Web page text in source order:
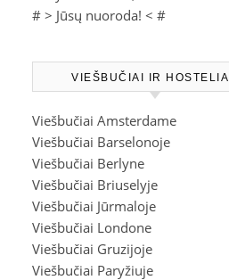
# > Jūsų nuoroda! < #
VIEŠBUČIAI IR HOSTELIAI
Viešbučiai Amsterdame
Viešbučiai Barselonoje
Viešbučiai Berlyne
Viešbučiai Briuselyje
Viešbučiai Jūrmaloje
Viešbučiai Londone
Viešbučiai Gruzijoje
Viešbučiai Paryžiuje